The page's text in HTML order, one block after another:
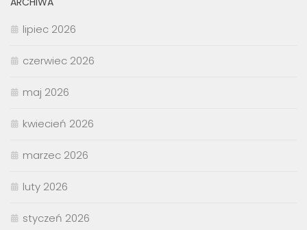
lipiec 2026
czerwiec 2026
maj 2026
kwiecień 2026
marzec 2026
luty 2026
styczeń 2026